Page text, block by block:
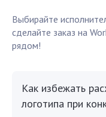
Выбирайте
сделайте заказ на
рядом!
Как избежать
логотипа при